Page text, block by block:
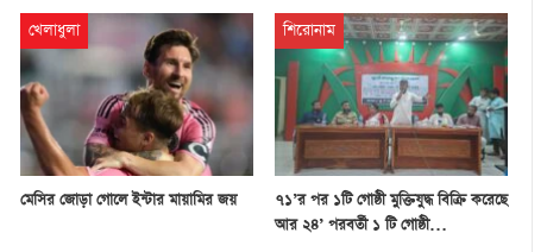
খেলাধুলা
মেসির জোড়া গোলে ইন্টার মায়ামির জয়
শিরোনাম
৭১’র পর ১টি গোষ্ঠী মুক্তিযুদ্ধ বিক্রি করেছে
আর ২৪’ পরবর্তী ১ টি গোষ্ঠী…